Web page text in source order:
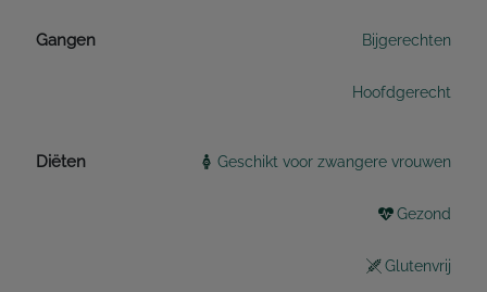
Gangen Bijgerechten
Hoofdgerecht
Diëten Geschikt voor zwangere vrouwen
Gezond
Glutenvrij